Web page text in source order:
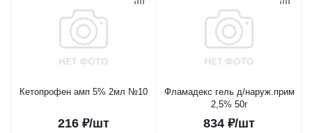
Кетопрофен амп 5% 2мл №10
216 ₽/шт
Фламадекс гель д/наруж.прим
2,5% 50г
834 ₽/шт